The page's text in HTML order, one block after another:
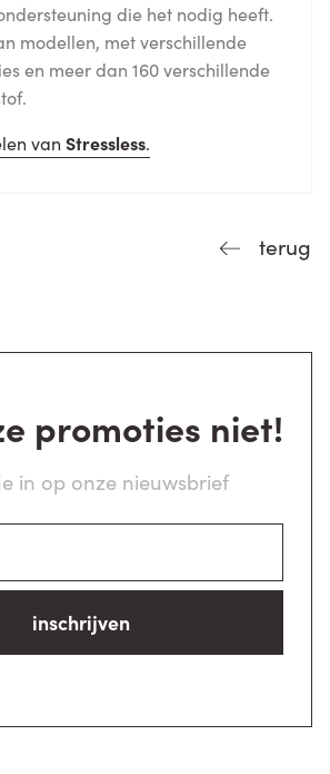
die het nodig heeft.
modellen, met verschillende
en meer dan 160 verschillende
van Stressless.
terug
promoties niet!
in op onze nieuwsbrief
inschrijven